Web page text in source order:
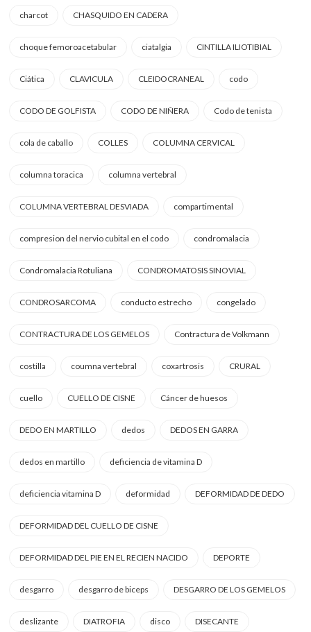
charcot CHASQUIDO EN CADERA
choque femoroacetabular ciatalgia CINTILLA ILIOTIBIAL
Ciática CLAVICULA CLEIDOCRANEAL codo
CODO DE GOLFISTA CODO DE NIÑERA Codo de tenista
cola de caballo COLLES COLUMNA CERVICAL
columna toracica columna vertebral
COLUMNA VERTEBRAL DESVIADA compartimental
compresion del nervio cubital en el codo condromalacia
Condromalacia Rotuliana CONDROMATOSIS SINOVIAL
CONDROSARCOMA conducto estrecho congelado
CONTRACTURA DE LOS GEMELOS Contractura de Volkmann
costilla coumna vertebral coxartrosis CRURAL
cuello CUELLO DE CISNE Cáncer de huesos
DEDO EN MARTILLO dedos DEDOS EN GARRA
dedos en martillo deficiencia de vitamina D
deficiencia vitamina D deformidad DEFORMIDAD DE DEDO
DEFORMIDAD DEL CUELLO DE CISNE
DEFORMIDAD DEL PIE EN EL RECIEN NACIDO DEPORTE
desgarro desgarro de biceps DESGARRO DE LOS GEMELOS
deslizante DIATROFIA disco DISECANTE